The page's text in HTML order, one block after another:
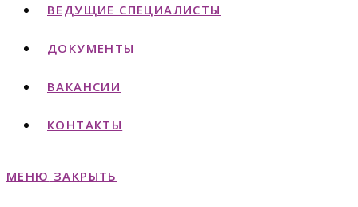
ВЕДУЩИЕ СПЕЦИАЛИСТЫ
ДОКУМЕНТЫ
ВАКАНСИИ
КОНТАКТЫ
МЕНЮ ЗАКРЫТЬ